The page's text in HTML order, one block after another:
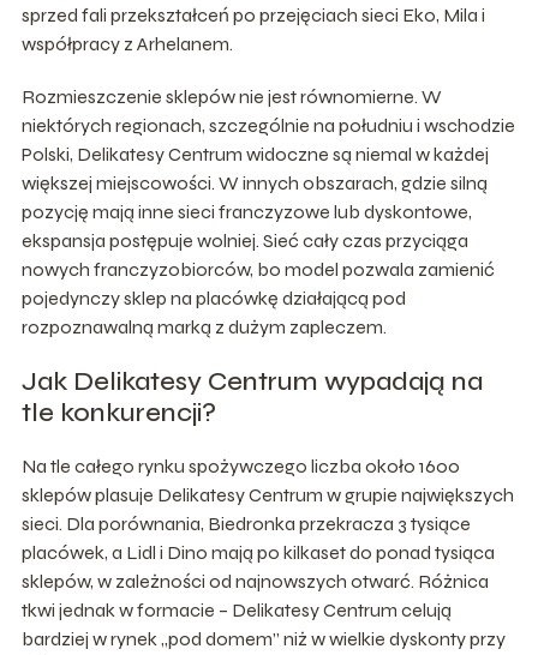
sprzed fali przekształceń po przejęciach sieci Eko, Mila i
współpracy z Arhelanem.
Rozmieszczenie sklepów nie jest równomierne. W
niektórych regionach, szczególnie na południu i wschodzie
Polski, Delikatesy Centrum widoczne są niemal w każdej
większej miejscowości. W innych obszarach, gdzie silną
pozycję mają inne sieci franczyzowe lub dyskontowe,
ekspansja postępuje wolniej. Sieć cały czas przyciąga
nowych franczyzobiorców, bo model pozwala zamienić
pojedynczy sklep na placówkę działającą pod
rozpoznawalną marką z dużym zapleczem.
Jak Delikatesy Centrum wypadają na
tle konkurencji?
Na tle całego rynku spożywczego liczba około 1600
sklepów plasuje Delikatesy Centrum w grupie największych
sieci. Dla porównania, Biedronka przekracza 3 tysiące
placówek, a Lidl i Dino mają po kilkaset do ponad tysiąca
sklepów, w zależności od najnowszych otwarć. Różnica
tkwi jednak w formacie – Delikatesy Centrum celują
bardziej w rynek „pod domem” niż w wielkie dyskonty przy